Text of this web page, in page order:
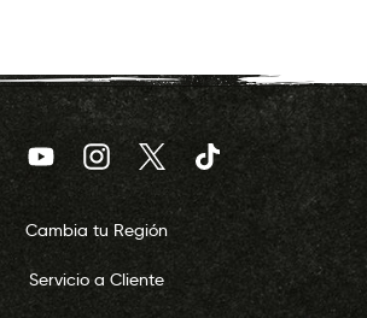
FacebookYouTubeInstagram
Twitter TikTok
Cambia tu Región
Servicio a Cliente